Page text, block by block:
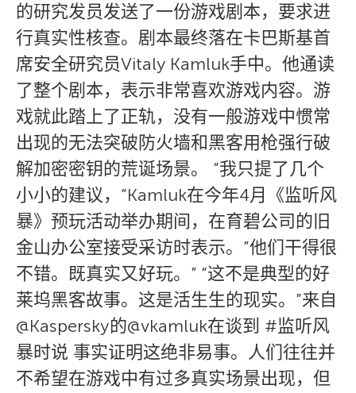
的研究发员发送了一份游戏剧本，要求进
行真实性核查。剧本最终落在卡巴斯基首
席安全研究员Vitaly Kamluk手中。他通读
了整个剧本，表示非常喜欢游戏内容。游
戏就此踏上了正轨，没有一般游戏中惯常
出现的无法突破防火墙和黑客用枪强行破
解加密密钥的荒诞场景。 “我只提了几个
小小的建议，”Kamluk在今年4月《监听风
暴》预玩活动举办期间，在育碧公司的旧
金山办公室接受采访时表示。”他们干得很
不错。既真实又好玩。” “这不是典型的好
莱坞黑客故事。这是活生生的现实。”来自
@Kaspersky的@vkamluk在谈到 #监听风
暴时说 事实证明这绝非易事。人们往往并
不希望在游戏中有过多真实场景出现，但